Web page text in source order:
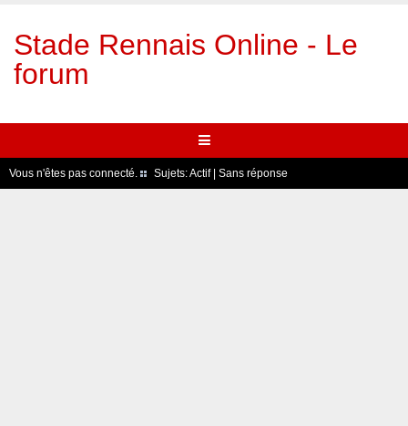
Stade Rennais Online - Le
forum
Vous n'êtes pas connecté. Sujets:Actif| Sans réponse